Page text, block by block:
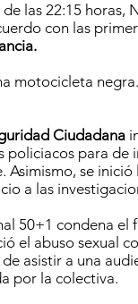
las 22:15 horas,
con las
motocicleta
Ciudadana
policiacos para de
Asimismo, se
a las
50+1 condena el
el abuso sexual
asistir a una
por la colectiva.